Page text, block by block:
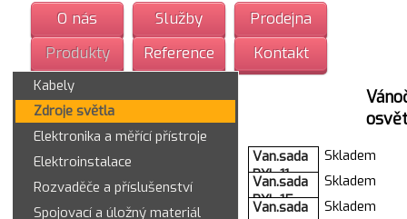
O nás Služby
Prodejna
Produkty
Reference Kontakt
Kabely
Zdroje světla
Elektronika a měřící přístroje
Elektroinstalace
Rozvaděče a příslušenství
Spojovací a úložný materiál
Van.sada
RXL 11
60LED
6+5m
Skladem
Van.sada
RXL 15
Skladem
Van.sada
Skladem